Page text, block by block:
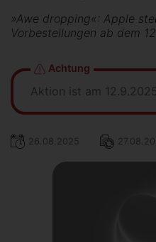
»Awe dropping«: Apple
Vorbestellungen ab dem
Achtung
Aktion ist am
26.08.2025